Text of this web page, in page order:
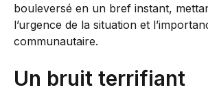
bouleversé en un bref instant,
l’urgence de la situation et
communautaire.
Un bruit terrifiant